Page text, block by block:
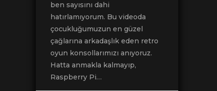
ben sayısını dahi
hatırlamıyorum. Bu videoda
çocukluğumuzun en güzel
çağlarına arkadaşlık eden retro
oyun konsollarımızı anıyoruz.
Hatta anmakla kalmayıp,
Raspberry Pi…